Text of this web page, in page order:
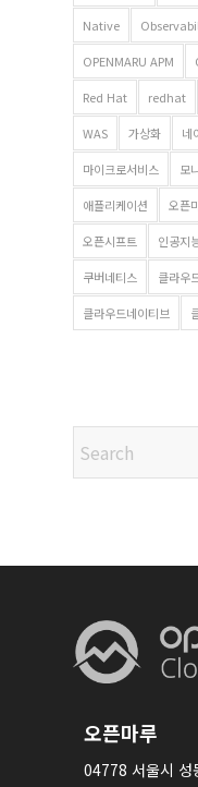
Native
OPENMARU APM
Red Hat redhat
WAS 가상화 네
마이크로서비스 모
애플리케이션 오픈
오픈시프트 인공지
쿠버네티스 클라우
클라우드네이티브
오픈마루
04778 서울시